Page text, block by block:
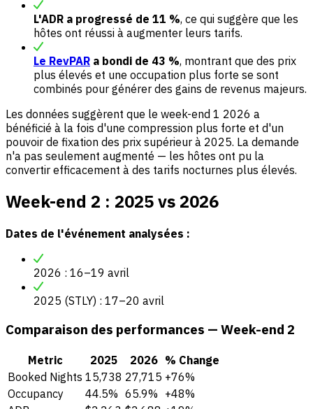
L'ADR a progressé de 11 %, ce qui suggère que les
hôtes ont réussi à augmenter leurs tarifs.
Le RevPAR a bondi de 43 %, montrant que des prix
plus élevés et une occupation plus forte se sont
combinés pour générer des gains de revenus majeurs.
Les données suggèrent que le week-end 1 2026 a
bénéficié à la fois d'une compression plus forte et d'un
pouvoir de fixation des prix supérieur à 2025. La demande
n'a pas seulement augmenté — les hôtes ont pu la
convertir efficacement à des tarifs nocturnes plus élevés.
Week-end 2 : 2025 vs 2026
Dates de l'événement analysées :
2026 : 16–19 avril
2025 (STLY) : 17–20 avril
Comparaison des performances — Week-end 2
Metric 2025 2026 % Change
Booked Nights 15,738 27,715 +76%
Occupancy
44.5% 65.9% +48%